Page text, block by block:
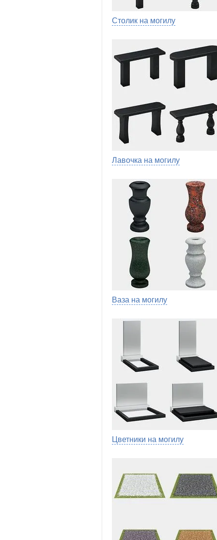
Столик на могилу
Лавочка на могилу
Ваза на могилу
Цветники на могилу